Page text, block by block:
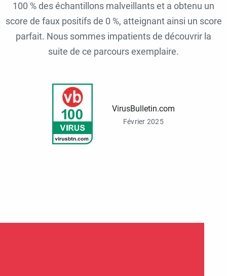
100 % des échantillons malveillants et a obtenu un
score de faux positifs de 0 %, atteignant ainsi un score
parfait. Nous sommes impatients de découvrir la
suite de ce parcours exemplaire.
VirusBulletin.com
Février 2025